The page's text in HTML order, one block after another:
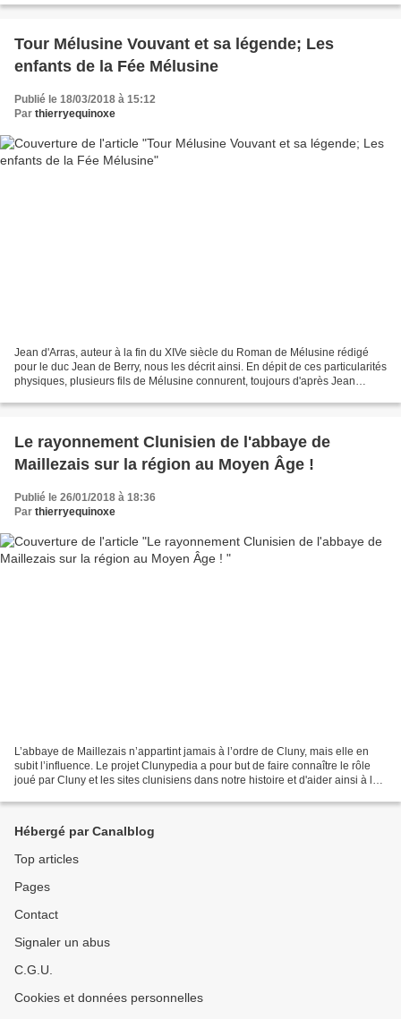
Tour Mélusine Vouvant et sa légende; Les
enfants de la Fée Mélusine
Publié le 18/03/2018 à 15:12
Par thierryequinoxe
Jean d'Arras, auteur à la fin du XIVe siècle du Roman de Mélusine rédigé
pour le duc Jean de Berry, nous les décrit ainsi. En dépit de ces particularités
physiques, plusieurs fils de Mélusine connurent, toujours d'après Jean
Le rayonnement Clunisien de l'abbaye de
Maillezais sur la région au Moyen Âge !
Publié le 26/01/2018 à 18:36
Par thierryequinoxe
L’abbaye de Maillezais n’appartint jamais à l’ordre de Cluny, mais elle en
subit l’influence. Le projet Clunypedia a pour but de faire connaître le rôle
joué par Cluny et les sites clunisiens dans notre histoire et d'aider ainsi à la
Hébergé par Canalblog
Top articles
Pages
Contact
Signaler un abus
C.G.U.
Cookies et données personnelles